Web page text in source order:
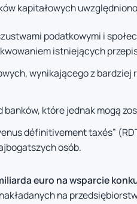
kapitałowych
podatkowymi i
istniejących
wynikającego z
które jednak mogą
définitivement taxés”
osób.
euro na wsparcie
na